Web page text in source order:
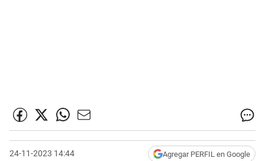
24-11-2023 14:44 Agregar PERFIL en Google